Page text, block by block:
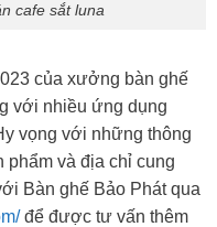
cafe sắt luna
của xưởng bàn ghế
với nhiều ứng dụng
vọng với những thông
phẩm và địa chỉ cung
Bàn ghế Bảo Phát qua
để được tư vấn thêm